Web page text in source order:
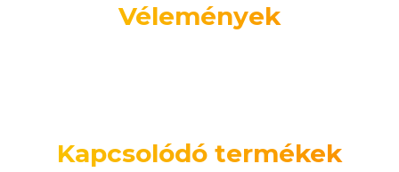
Vélemények
Kapcsolódó termékek